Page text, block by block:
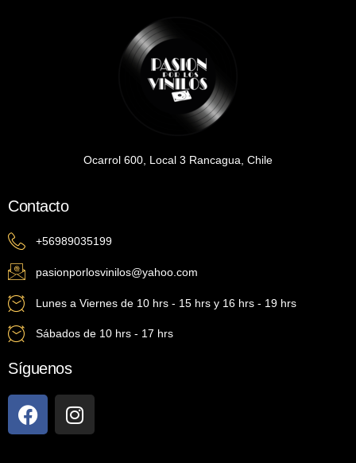
Ocarrol 600, Local 3 Rancagua, Chile
Contacto
+56989035199
pasionporlosvinilos@yahoo.com
Lunes a Viernes de 10 hrs - 15 hrs y 16 hrs - 19 hrs
Sábados de 10 hrs - 17 hrs
Síguenos